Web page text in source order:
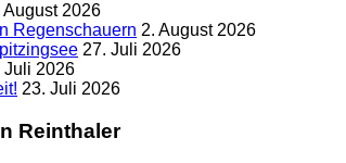
August 2026
Regenschauern 2. August 2026
27. Juli 2026
Juli 2026
23. Juli 2026
Reinthaler